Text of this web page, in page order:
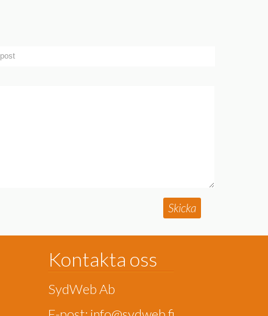
Skicka
Kontakta oss
SydWeb Ab